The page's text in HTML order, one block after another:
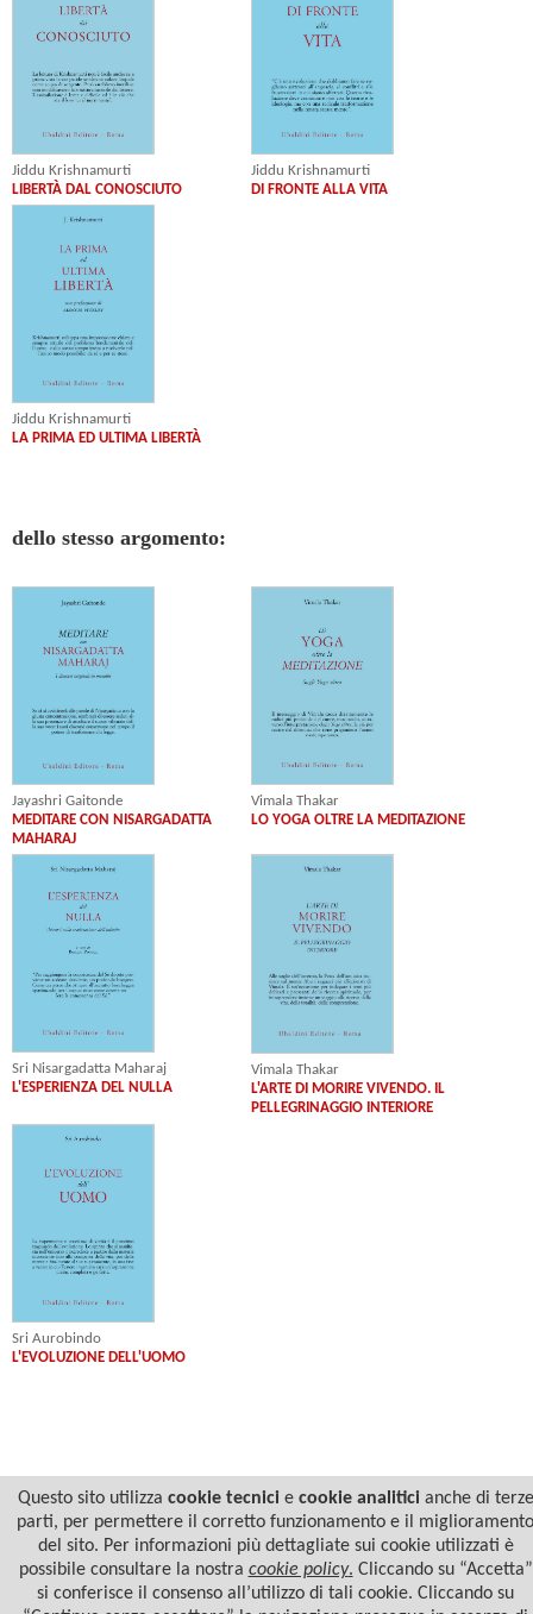
Jiddu Krishnamurti
LIBERTÀ DAL CONOSCIUTO
Jiddu Krishnamurti
DI FRONTE ALLA VITA
Jiddu Krishnamurti
LA PRIMA ED ULTIMA LIBERTÀ
dello stesso argomento:
Jayashri Gaitonde
MEDITARE CON NISARGADATTA
MAHARAJ
Vimala Thakar
LO YOGA OLTRE LA MEDITAZIONE
Sri Nisargadatta Maharaj
L'ESPERIENZA DEL NULLA
Vimala Thakar
L'ARTE DI MORIRE VIVENDO. IL
PELLEGRINAGGIO INTERIORE
Sri Aurobindo
L'EVOLUZIONE DELL'UOMO
© 2022 Casa Editrice Astrolabio - Ubaldini Editore S.r.l. - P.IVA 10323461003 |
Questo sito utilizza cookie tecnicie cookie analiticianche di terze
parti, per permettere il corretto funzionamento e il miglioramento
del sito. Per informazioni più dettagliate sui cookie utilizzati è
possibile consultare la nostra cookie policy. Cliccando su “Accetta”
si conferisce il consenso all’utilizzo di tali cookie. Cliccando su